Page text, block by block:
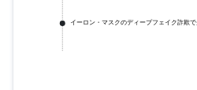
イーロン・マスクのディープフェイク詐欺